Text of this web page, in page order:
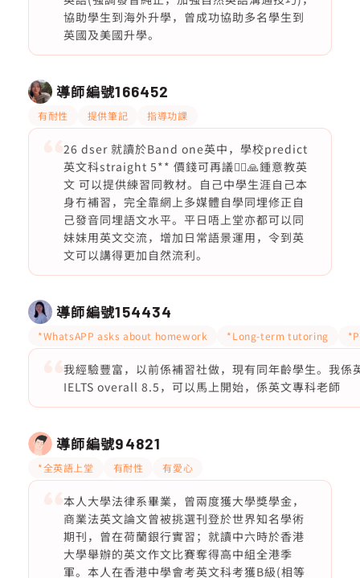
協助學生到海外升學，曾成功協助多名學生到
英國及美國升學。
導師編號166452
有耐性 提供筆記 指導功課
26 dser 就讀於Band one英中，學校predict
英文科straight 5** 價錢可再議🙂‍↕️🙏鍾意教英
文 可以提供練習同教材。自己中學生涯自己本
身冇補習，完全靠網上多媒體自學同埋修正自
己發音同埋語文水平。平日唔上堂亦都可以同
妹妹用英文交流，增加日常語景運用，令到英
文可以講得更加自然流利。
導師編號154434
*WhatsAPP asks about homework *Long-term tutoring
我經驗豐富，以前係補習社做，現有同年齡學生。我
IELTS overall 8.5，可以馬上開始，係英文專科老師
導師編號94821
*全英語上堂 有耐性 有愛心
本人大學法律系畢業，曾兩度獲大學獎學金，
商業法英文論文曾被挑選刊登於世界知名學術
期刊，曾在荷蘭銀行實習；就讀中六時於香港
大學舉辦的英文作文比賽奪得高中組全港季
軍。本人在香港中學會考英文科考獲B級(相等